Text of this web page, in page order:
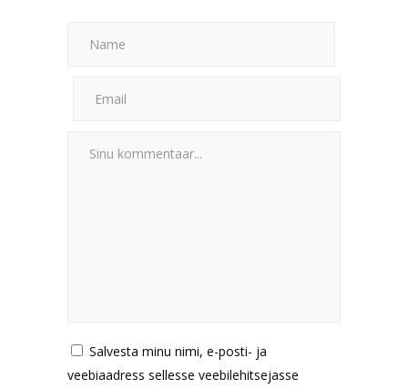
Salvesta minu nimi, e-posti- ja
veebiaadress sellesse veebilehitsejasse